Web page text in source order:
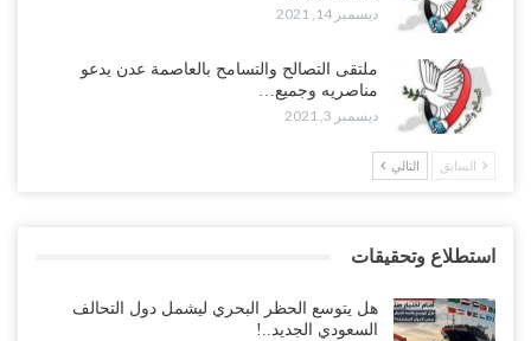
ديسمبر 14, 2021
ملتقى التصالح والتسامح بالعاصمة عدن يدعو
مناصريه وجميع…
ديسمبر 3, 2021
السابق التالي
استطلاع وتحقيقات
هل يتوسع الحظر البحري ليشمل دول التحالف
السعودي الجديد..!